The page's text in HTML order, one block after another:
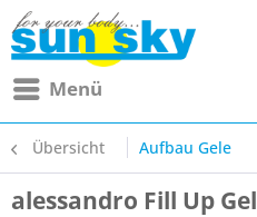
Menü
Übersicht Aufbau Gele
alessandro Fill Up Gel